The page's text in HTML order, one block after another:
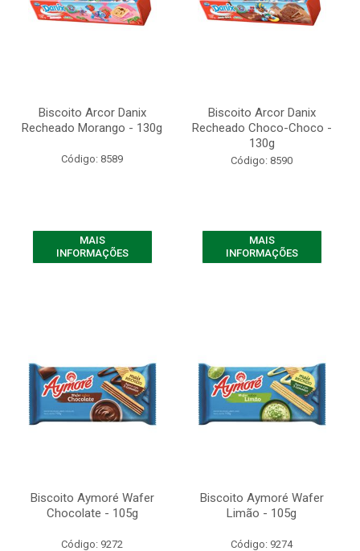
Biscoito Arcor Danix
Recheado Morango - 130g
Código: 8589
MAIS
INFORMAÇÕES
Biscoito Arcor Danix
Recheado Choco-Choco -
130g
Código: 8590
MAIS
INFORMAÇÕES
Biscoito Aymoré Wafer
Chocolate - 105g
Código: 9272
Biscoito Aymoré Wafer
Limão - 105g
Código: 9274